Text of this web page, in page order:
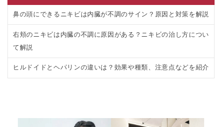
鼻の頭にできるニキビは内臓が不調のサイン？原因と対策を解説
右頬のニキビは内臓の不調に原因がある？ニキビの治し方につい
て解説
ヒルドイドとヘパリンの違いは？効果や種類、注意点などを紹介